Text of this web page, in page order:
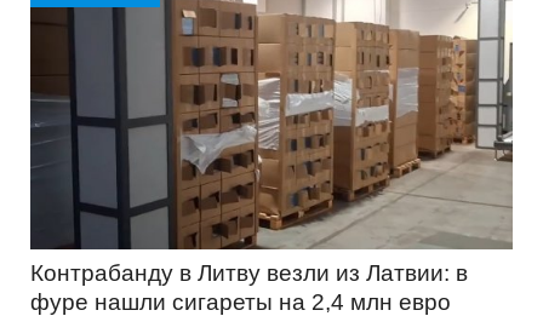
Контрабанду в Литву везли из Латвии: в
фуре нашли сигареты на 2,4 млн евро